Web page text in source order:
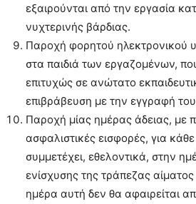
εξαιρούνται από την εργασία
νυχτερινής βάρδιας.
Παροχή φορητού ηλεκτρονικού
στα παιδιά των εργαζομένων,
επιτυχώς σε ανώτατο
επιβράβευση με την εγγραφή
Παροχή μίας ημέρας άδειας, με
ασφαλιστικές εισφορές, για
συμμετέχει, εθελοντικά, στην
ενίσχυσης της τράπεζας
ημέρα αυτή δεν θα αφαιρείται